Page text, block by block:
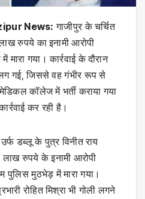
News: गाजीपुर के चर्चित
रुपये का इनामी आरोपी
गया। कार्रवाई के दौरान
लग गई, जिससे वह गंभीर रूप से
कॉलेज में भर्ती कराया गया
कर रही है।
डब्लू के पुत्र विनीत राय
रुपये के इनामी आरोपी
पुलिस मुठभेड़ में मारा गया।
रोहित मिश्रा भी गोली लगने